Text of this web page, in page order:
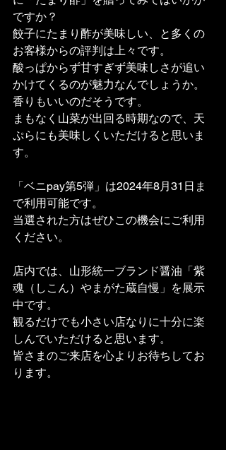
ですか？
餃子にたまり酢が美味しい、と多くの
お客様からの評判は上々です。
酸っぱからず甘すぎず美味しさが追い
かけてくるのが魅力なんでしょうか。
香りもいいのだそうです。
まもなく山菜が出回る時期なので、天
ぷらにも美味しくいただけると思いま
す。
「ベニpay第5弾」は2024年8月31日ま
で利用可能です。
当選された方はぜひこの機会にご利用
ください。
店内では、山形統一ブランド醤油「紫
魂（しこん）やまがた蔵自慢」を展示
中です。
観るだけでも小さい店なりに十分に楽
しんでいただけると思います。
皆さまのご来店を心よりお待ちしてお
ります。